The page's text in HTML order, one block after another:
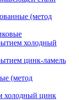
(метод
холодный
цинк-ламель
(метод
холодный цинк